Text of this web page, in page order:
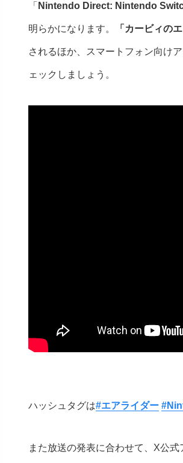
「 Nintendo Direct: Nintendo
明らかになります。 「カービィの
されるほか、スマートフォン向け
ェックしましょう。
ハッシュタグは#エアライダー
また放送の発表に合わせて、X公